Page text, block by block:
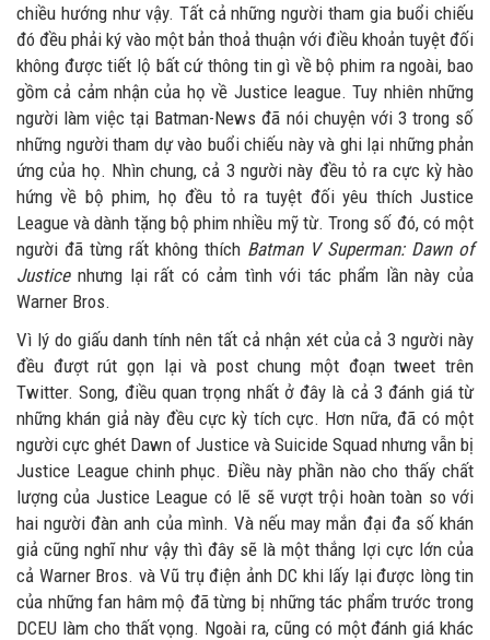
chiều hướng như vậy. Tất cả những người tham gia buổi chiếu
đó đều phải ký vào một bản thoả thuận với điều khoản tuyệt đối
không được tiết lộ bất cứ thông tin gì về bộ phim ra ngoài, bao
gồm cả cảm nhận của họ về Justice league. Tuy nhiên những
người làm việc tại Batman-News đã nói chuyện với 3 trong số
những người tham dự vào buổi chiếu này và ghi lại những phản
ứng của họ. Nhìn chung, cả 3 người này đều tỏ ra cực kỳ hào
hứng về bộ phim, họ đều tỏ ra tuyệt đối yêu thích Justice
League và dành tặng bộ phim nhiều mỹ từ. Trong số đó, có một
người đã từng rất không thích Batman V Superman: Dawn of
Justicenhưng lại rất có cảm tình với tác phẩm lần này của
Warner Bros.
Vì lý do giấu danh tính nên tất cả nhận xét của cả 3 người này
đều đượt rút gọn lại và post chung một đoạn tweet trên
Twitter. Song, điều quan trọng nhất ở đây là cả 3 đánh giá từ
những khán giả này đều cực kỳ tích cực. Hơn nữa, đã có một
người cực ghét Dawn of Justice và Suicide Squad nhưng vẫn bị
Justice League chinh phục. Điều này phần nào cho thấy chất
lượng của Justice League có lẽ sẽ vượt trội hoàn toàn so với
hai người đàn anh của mình. Và nếu may mắn đại đa số khán
giả cũng nghĩ như vậy thì đây sẽ là một thắng lợi cực lớn của
cả Warner Bros. và Vũ trụ điện ảnh DC khi lấy lại được lòng tin
của những fan hâm mộ đã từng bị những tác phẩm trước trong
DCEU làm cho thất vọng. Ngoài ra, cũng có một đánh giá khác